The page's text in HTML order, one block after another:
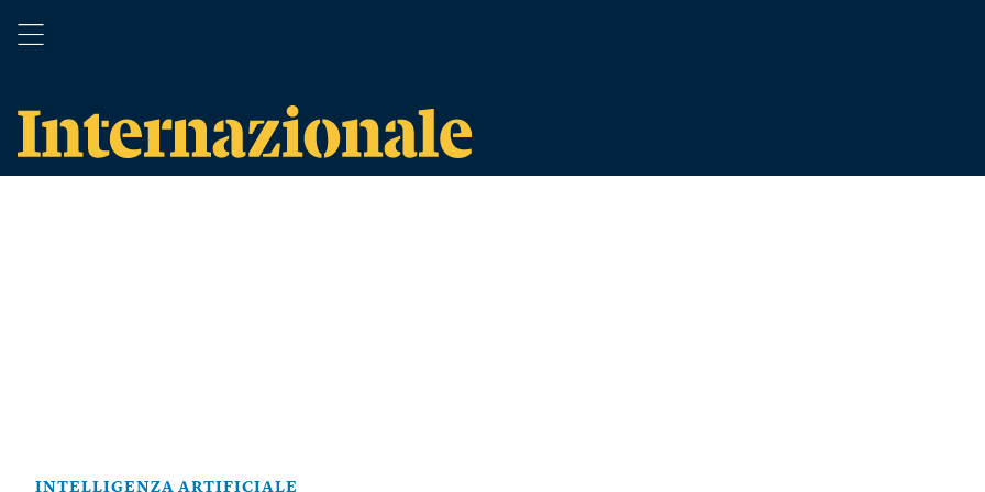
INTELLIGENZA ARTIFICIALE